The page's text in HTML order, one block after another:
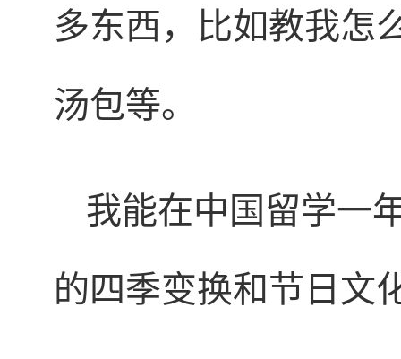
多东西，比如教我怎
汤包等。
我能在中国留学一
的四季变换和节日文